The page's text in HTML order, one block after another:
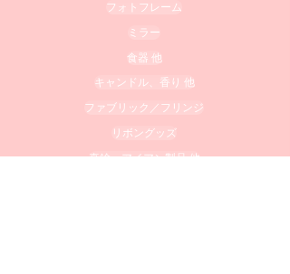
フォトフレーム
ミラー
食器 他
キャンドル、香り 他
ファブリック／フリンジ
リボングッズ
真鍮・アイアン製品 他